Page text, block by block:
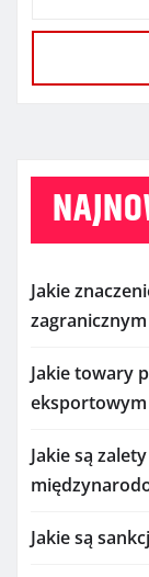
Jakie
zagranicznym
Jakie towary
eksportowym
Jakie są
Jakie są